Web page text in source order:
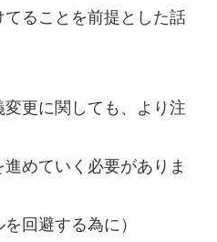
ることを前提とした話
更に関しても、より注
めていく必要がありま
回避する為に）